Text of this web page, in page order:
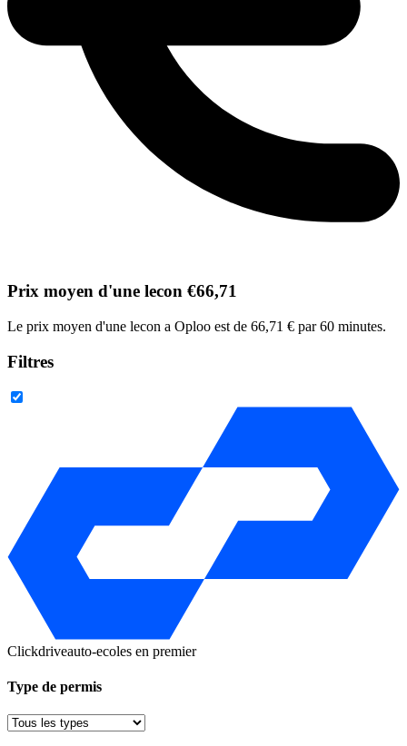
Prix moyen d'une lecon €66,71
Le prix moyen d'une lecon a Oploo est de 66,71 € par 60 minutes.
Filtres
Clickdriveauto-ecoles en premier
Type de permis